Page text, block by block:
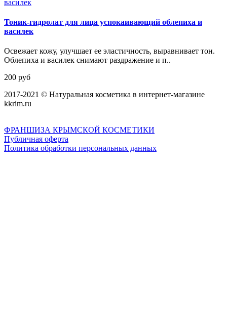
Тоник-гидролат для лица успокаивающий облепиха и
василек
Освежает кожу, улучшает ее эластичность, выравнивает тон.
Облепиха и василек снимают раздражение и п..
200 руб
2017-2021 © Натуральная косметика в интернет-магазине
kkrim.ru
ФРАНШИЗА КРЫМСКОЙ КОСМЕТИКИ
Публичная оферта
Политика обработки персональных данных